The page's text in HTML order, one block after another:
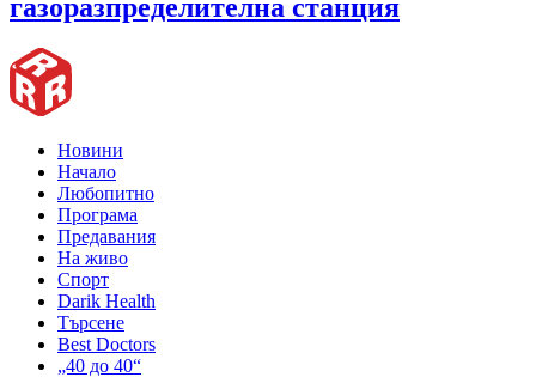
газоразпределителна станция
Новини
Начало
Любопитно
Програма
Предавания
На живо
Спорт
Darik Health
Търсене
Best Doctors
„40 до 40“